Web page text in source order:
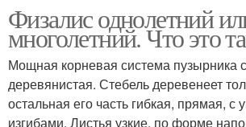
Физалис однолетний
многолетний. Что это
Мощная корневая система пузырника
деревянистая. Стебель деревенеет
остальная его часть гибкая, прямая, с
изгибами. Листья узкие, по форме